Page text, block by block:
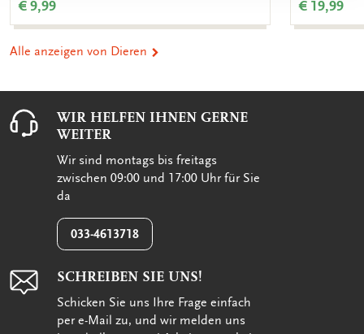
€ 9,99 € 19,99
Alle anzeigen von Dieren
WIR HELFEN IHNEN GERNE
WEITER
Wir sind montags bis freitags
zwischen 09:00 und 17:00 Uhr für Sie
da
033-4613718
SCHREIBEN SIE UNS!
Schicken Sie uns Ihre Frage einfach
per e-Mail zu, und wir melden uns